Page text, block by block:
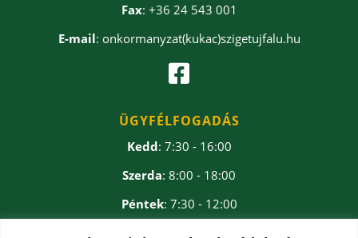
Fax: +36 24 543 001
E-mail: onkormanyzat(kukac)szigetujfalu.hu

ÜGYFÉLFOGADÁS
Kedd: 7:30 - 16:00
Szerda: 8:00 - 18:00
Péntek: 7:30 - 12:00